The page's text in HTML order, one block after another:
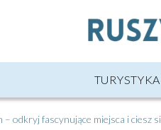
TURYSTYKA
– odkryj fascynujące miejsca i ciesz